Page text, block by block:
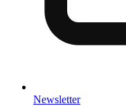
Newsletter